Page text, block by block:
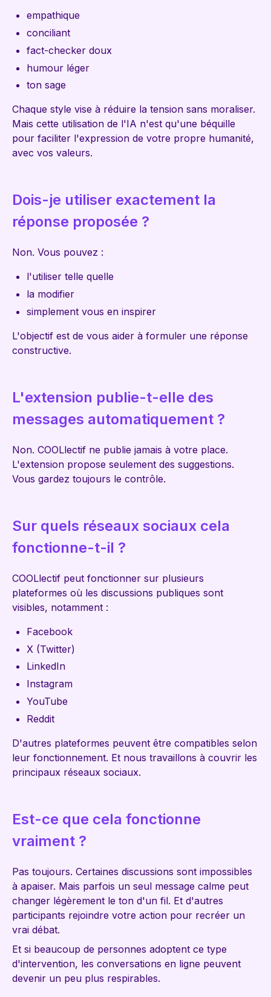
empathique
conciliant
fact-checker doux
humour léger
ton sage
Chaque style vise à réduire la tension sans moraliser.
Mais cette utilisation de l'IA n'est qu'une béquille
pour faciliter l'expression de votre propre humanité,
avec vos valeurs.
Dois-je utiliser exactement la
réponse proposée ?
Non. Vous pouvez :
l'utiliser telle quelle
la modifier
simplement vous en inspirer
L'objectif est de vous aider à formuler une réponse
constructive.
L'extension publie-t-elle des
messages automatiquement ?
Non. COOLlectif ne publie jamais à votre place.
L'extension propose seulement des suggestions.
Vous gardez toujours le contrôle.
Sur quels réseaux sociaux cela
fonctionne-t-il ?
COOLlectif peut fonctionner sur plusieurs
plateformes où les discussions publiques sont
visibles, notamment :
Facebook
X (Twitter)
LinkedIn
Instagram
YouTube
Reddit
D'autres plateformes peuvent être compatibles selon
leur fonctionnement. Et nous travaillons à couvrir les
principaux réseaux sociaux.
Est-ce que cela fonctionne
vraiment ?
Pas toujours. Certaines discussions sont impossibles
à apaiser. Mais parfois un seul message calme peut
changer légèrement le ton d'un fil. Et d'autres
participants rejoindre votre action pour recréer un
vrai débat.
Et si beaucoup de personnes adoptent ce type
d'intervention, les conversations en ligne peuvent
devenir un peu plus respirables.